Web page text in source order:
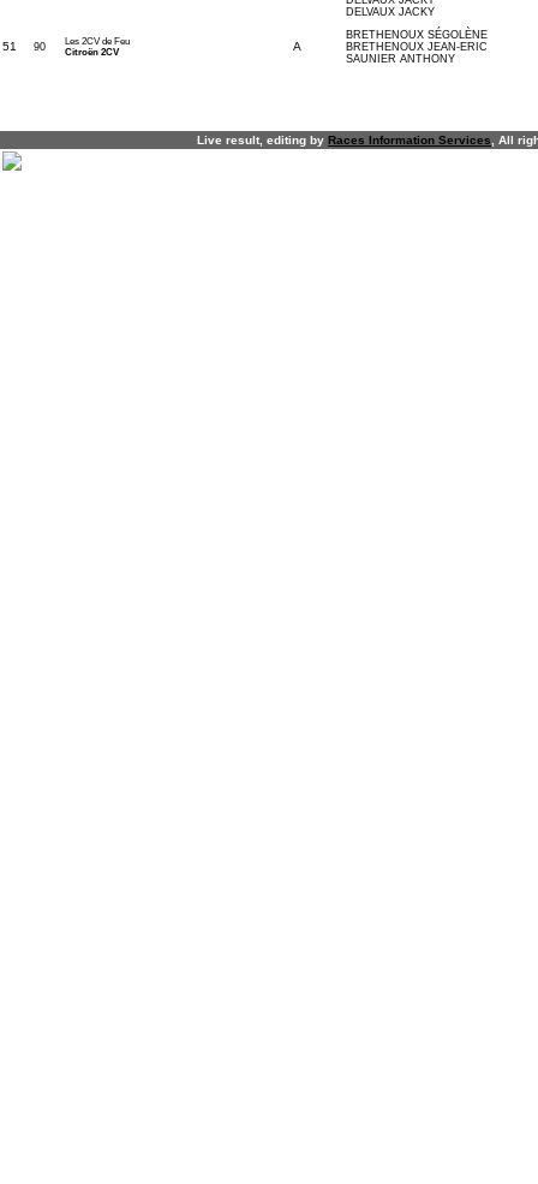
DELVAUX JACKY
51 90
Les 2CV de Feu
Citroën 2CV
A
BRETHENOUX SÉGOLÈNE
BRETHENOUX JEAN-ERIC
SAUNIER ANTHONY
Live result, editing by Races Information Services , All